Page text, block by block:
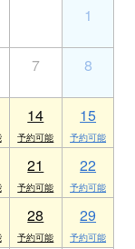
1
7 8
14 15
21 22
28 29